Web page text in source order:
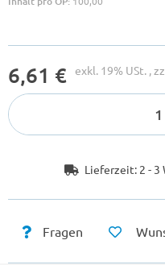
6,61 € exkl. 19% USt. ,
Lieferzeit: 2 - 3
Fragen